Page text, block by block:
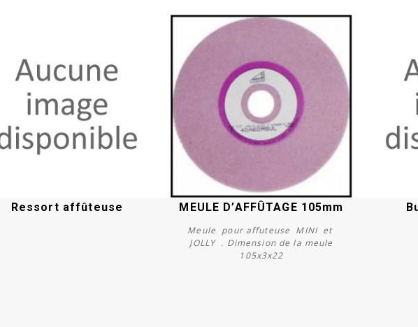
Ressort affûteuse MEULE D’AFFÛTAGE 105mm
Meule pour affuteuse MINI et
JOLLY . Dimension de la meule
105x3x22